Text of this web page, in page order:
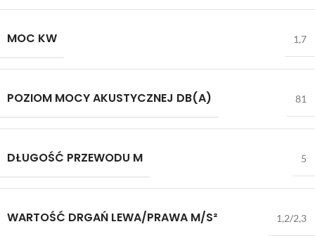
MOC KW 1,7
POZIOM MOCY AKUSTYCZNEJ DB(A) 81
DŁUGOŚĆ PRZEWODU M 5
WARTOŚĆ DRGAŃ LEWA/PRAWA M/S² 1,2/2,3